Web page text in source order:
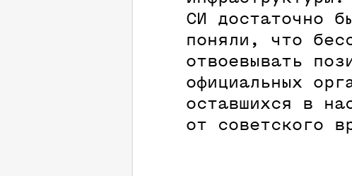
СИ достаточно
поняли, что
отвоевывать
официальных
оставшихся в
от советского